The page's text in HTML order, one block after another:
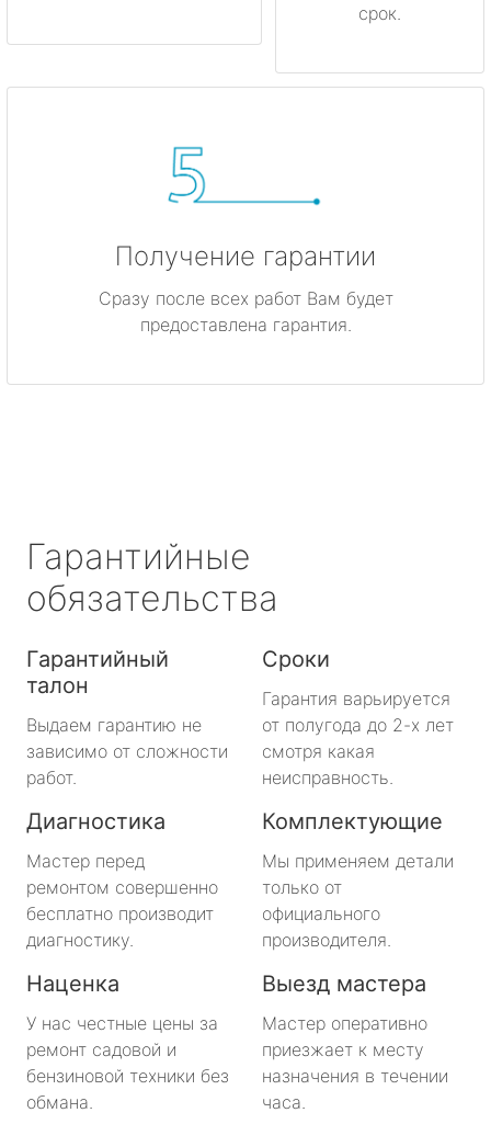
срок.
Получение гарантии
Сразу после всех работ Вам будет
предоставлена гарантия.
Гарантийные
обязательства
Гарантийный
талон
Выдаем гарантию не
зависимо от сложности
работ.
Сроки
Гарантия варьируется
от полугода до 2-х лет
смотря какая
неисправность.
Диагностика
Мастер перед
ремонтом совершенно
бесплатно производит
диагностику.
Комплектующие
Мы применяем детали
только от
официального
производителя.
Наценка
У нас честные цены за
ремонт садовой и
бензиновой техники без
обмана.
Выезд мастера
Мастер оперативно
приезжает к месту
назначения в течении
часа.